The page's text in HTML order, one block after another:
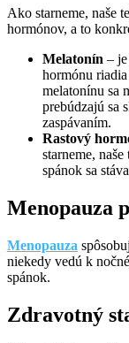
Ako starneme, naše
hormónov, a to
Melatonín –
hormónu
melatonínu sa
prebúdzajú sa
zaspávaním.
Rastový
starneme,
spánok sa
Menopauza
Menopauza
niekedy vedú k
spánok.
Zdravotný